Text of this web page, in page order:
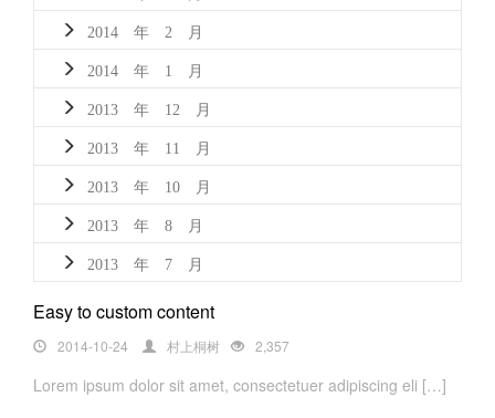
2014 年 2 月
2014 年 1 月
2013 年 12 月
2013 年 11 月
2013 年 10 月
2013 年 8 月
2013 年 7 月
Easy to custom content
2014-10-24 村上桐树 2,357
Lorem ipsum dolor sit amet, consectetuer adipiscing eli […]